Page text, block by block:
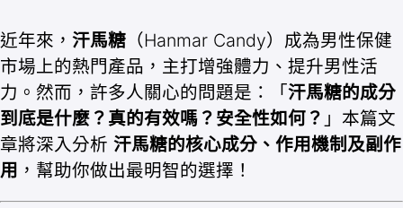
近年來， 汗馬糖 （Hanmar Candy）成為男性保健
市場上的熱門產品，主打增強體力、提升男性活
力。然而，許多人關心的問題是：「汗馬糖的成分
到底是什麼？真的有效嗎？安全性如何？ 」本篇文
章將深入分析 汗馬糖的核心成分、作用機制及副作
用 ，幫助你做出最明智的選擇！